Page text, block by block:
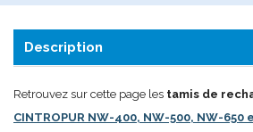
Description
Retrouvez sur cette page les tamis de
CINTROPUR NW-400, NW-500, NW-650